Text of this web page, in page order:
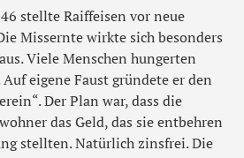
stellte Raiffeisen vor neue
Missernte wirkte sich besonders
Viele Menschen hungerten
eigene Faust gründete er den
Der Plan war, dass die
das Geld, das sie entbehren
stellten. Natürlich zinsfrei. Die